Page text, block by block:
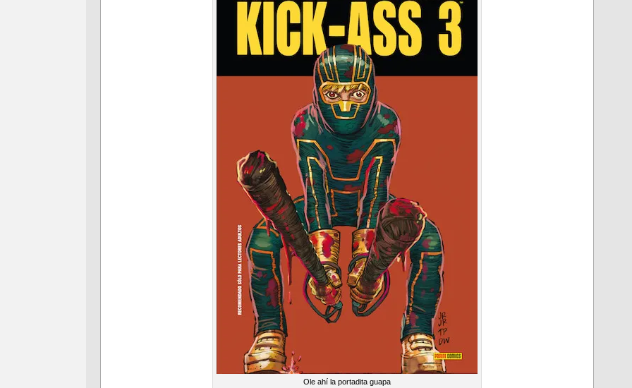
Ole ahí la portadita guapa